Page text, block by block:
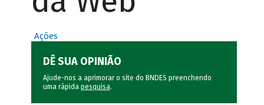
Ações
DÊ SUA OPINIÃO
Ajude-nos a aprimorar o site do BNDES preenchendo
uma rápida pesquisa.